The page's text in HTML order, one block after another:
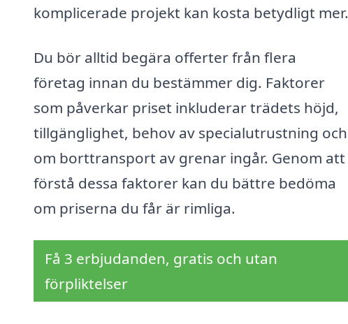
komplicerade projekt kan kosta betydligt mer.
Du bör alltid begära offerter från flera
företag innan du bestämmer dig. Faktorer
som påverkar priset inkluderar trädets höjd,
tillgänglighet, behov av specialutrustning och
om borttransport av grenar ingår. Genom att
förstå dessa faktorer kan du bättre bedöma
om priserna du får är rimliga.
Få 3 erbjudanden, gratis och utan
förpliktelser